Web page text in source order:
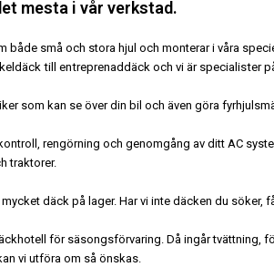
mesta i vår verkstad.
både små och stora hjul och monterar i våra
till entreprenaddäck och vi är specialister
som kan se över din bil och även göra
rengörning och genomgång av ditt AC
traktorer.
däck på lager. Har vi inte däcken du söker,
för säsongsförvaring. Då ingår tvättning,
vi utföra om så önskas.